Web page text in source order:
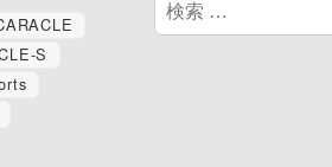
S
索